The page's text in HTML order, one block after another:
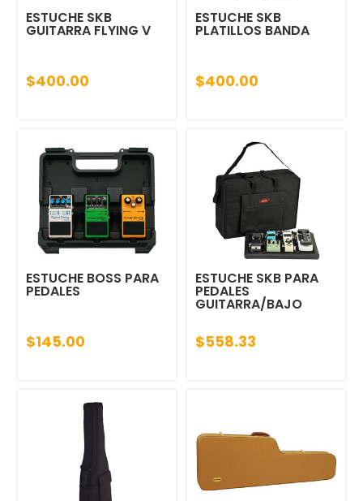
ESTUCHE SKB
GUITARRA FLYING V
$400.00
ESTUCHE SKB
PLATILLOS BANDA
$400.00
ESTUCHE BOSS PARA
PEDALES
$145.00
ESTUCHE SKB PARA
PEDALES
GUITARRA/BAJO
$558.33